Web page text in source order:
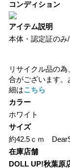
コンディション
アイテム説明
本体・認定証のみ
リサイクル品の
合がございます
細はこちら
カラー
ホワイト
サイズ
約42.5ｃｍ
在庫店舗
DOLL UP!秋葉原